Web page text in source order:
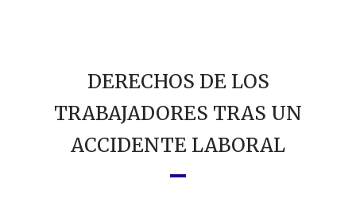
DERECHOS DE LOS
TRABAJADORES TRAS UN
ACCIDENTE LABORAL